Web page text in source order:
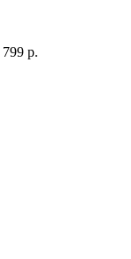
799 р.